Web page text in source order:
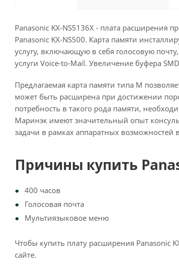
Panasonic KX-NS5136X - плата расширения
Panasonic KX-NS500. Карта памяти
услугу, включающую в себя голосовую
услуги Voice-to-Mail. Увеличение буфера
Предлагаемая карта памяти типа М
может быть расширена при достижении
потребность в такого рода памяти,
Маринэк имеют значительный опыт
задачи в рамках аппаратных возможностей
Причины купить
400 часов
Голосовая почта
Мультиязыковое меню
Чтобы купить плату расширения Panasonic
сайте.